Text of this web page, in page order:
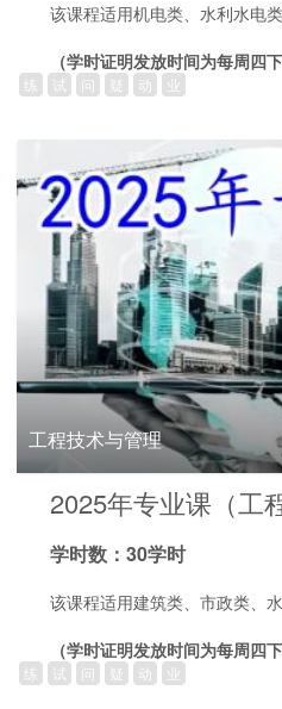
该课程适用机电类、水利水电
（学时证明发放时间为每周四
练 试 问 疑 动 业
工程技术与管理
2025年专业课（工
学时数：30学时
该课程适用建筑类、市政类、
（学时证明发放时间为每周四
练 试 问 疑 动 业